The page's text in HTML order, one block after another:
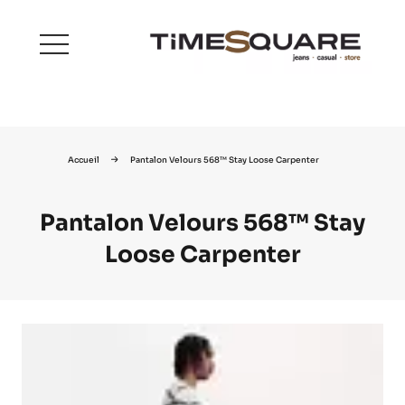
menu
Accueil Pantalon Velours 568™ Stay Loose Carpenter
Pantalon Velours 568™ Stay
Loose Carpenter